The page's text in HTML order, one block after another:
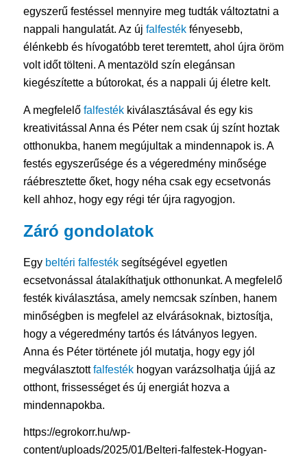
egyszerű festéssel mennyire meg tudták változtatni a
nappali hangulatát. Az új falfestékfényesebb,
élénkebb és hívogatóbb teret teremtett, ahol újra öröm
volt időt tölteni. A mentazöld szín elegánsan
kiegészítette a bútorokat, és a nappali új életre kelt.
A megfelelő falfestékkiválasztásával és egy kis
kreativitással Anna és Péter nem csak új színt hoztak
otthonukba, hanem megújultak a mindennapok is. A
festés egyszerűsége és a végeredmény minősége
ráébresztette őket, hogy néha csak egy ecsetvonás
kell ahhoz, hogy egy régi tér újra ragyogjon.
Záró gondolatok
Egy beltéri falfestéksegítségével egyetlen
ecsetvonással átalakíthatjuk otthonunkat. A megfelelő
festék kiválasztása, amely nemcsak színben, hanem
minőségben is megfelel az elvárásoknak, biztosítja,
hogy a végeredmény tartós és látványos legyen.
Anna és Péter története jól mutatja, hogy egy jól
megválasztottfalfestékhogyan varázsolhatja újjá az
otthont, frissességet és új energiát hozva a
mindennapokba.
https://egrokorr.hu/wp-
content/uploads/2025/01/Belteri-falfestek-Hogyan-